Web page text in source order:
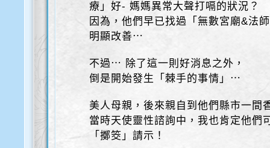
療」好- 媽媽異常大聲打嗝的狀況？
因為，他們早已找過「無數宮廟&法
明顯改善⋯
不過⋯ 除了這一則好消息之外，
倒是開始發生「棘手的事情」⋯
美人母親，後來親自到他們縣市一間
當時天使靈性諮詢中，我也肯定他們
「擲筊」請示！